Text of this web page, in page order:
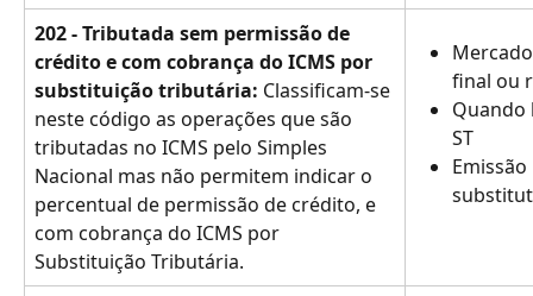
202 - Tributada sem permissão de
crédito e com cobrança do ICMS por
substituição tributária: Classificam-se
neste código as operações que são
tributadas no ICMS pelo Simples
Nacional mas não permitem indicar o
percentual de permissão de crédito, e
com cobrança do ICMS por
Substituição Tributária.
final ou
Quando
ST